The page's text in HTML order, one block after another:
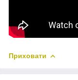
Приховати